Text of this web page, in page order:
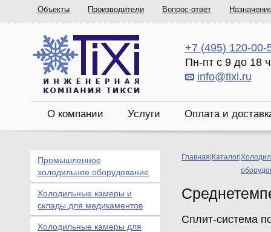
Объекты Производители Вопрос-ответ
+7 (495) 120-00-
Пн-пт с 9 до 18
info@tixi.ru
О компании Услуги Оплата и
Главная Каталог
Сплит-система
Промышленное
холодильное оборудование
Холодильные камеры и
склады для медикаментов
Холодильные камеры для